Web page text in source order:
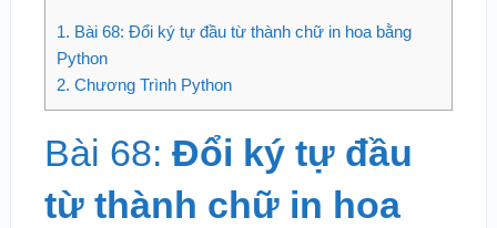
1. Bài 68: Đổi ký tự đầu từ thành chữ in hoa bằng
Python
2. Chương Trình Python
Bài 68: Đổi ký tự đầu
từ thành chữ in hoa